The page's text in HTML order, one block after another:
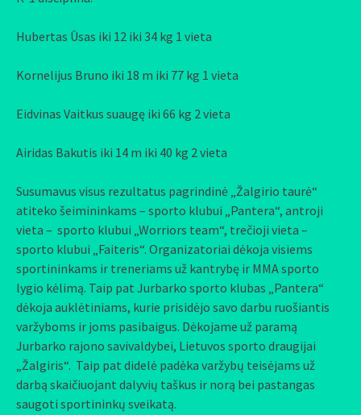
Hubertas Ūsas iki 12 iki 34 kg 1 vieta
Kornelijus Bruno iki 18 m iki 77 kg 1 vieta
Eidvinas Vaitkus suaugę iki 66 kg 2 vieta
Airidas Bakutis iki 14 m iki 40 kg 2 vieta
Susumavus visus rezultatus pagrindinė „Žalgirio taurė“
atiteko šeimininkams – sporto klubui „Pantera“, antroji
vieta – sporto klubui „Worriors team“, trečioji vieta –
sporto klubui „Faiteris“. Organizatoriai dėkoja visiems
sportininkams ir treneriams už kantrybę ir MMA sporto
lygio kėlimą. Taip pat Jurbarko sporto klubas „Pantera“
dėkoja auklėtiniams, kurie prisidėjo savo darbu ruošiantis
varžyboms ir joms pasibaigus. Dėkojame už paramą
Jurbarko rajono savivaldybei, Lietuvos sporto draugijai
„Žalgiris“. Taip pat didelė padėka varžybų teisėjams už
darbą skaičiuojant dalyvių taškus ir norą bei pastangas
saugoti sportininkų sveikatą.